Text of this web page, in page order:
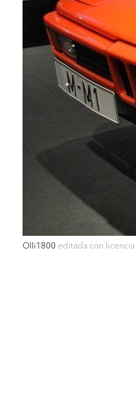
Olli1800 editada con licencia